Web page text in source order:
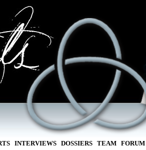
INTERVIEWS DOSSIERS TEAM FORUM